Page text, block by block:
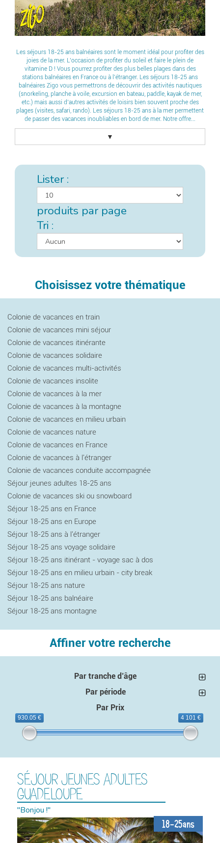
Les séjours 18-25 ans balnéaires sont le moment idéal pour profiter des
joies de la mer. L’occasion de profiter du soleil et faire le plein de
vitamine D ! Vous pourrez profiter des plus belles plages dans des
stations balnéaires en France ou à l’étranger. Les séjours 18-25 ans
balnéaires Zigo vous permettrons de découvrir des activités nautiques
(snorkeling, planche à voile, excursion en bateau, paddle, kayak de mer,
etc.) mais aussi d’autres activités de loisirs bien souvent proche des
plages (visites, safari, rando). Les séjours 18-25 ans à la mer permettent
de passer des vacances inoubliables en bord de mer. Notre offre...
▼
Lister :
produits par page
Tri :
Choisissez votre thématique
Colonie de vacances en train
Colonie de vacances mini séjour
Colonie de vacances itinérante
Colonie de vacances solidaire
Colonie de vacances multi-activités
Colonie de vacances insolite
Colonie de vacances à la mer
Colonie de vacances à la montagne
Colonie de vacances en milieu urbain
Colonie de vacances nature
Colonie de vacances en France
Colonie de vacances à l'étranger
Colonie de vacances conduite accompagnée
Séjour jeunes adultes 18-25 ans
Colonie de vacances ski ou snowboard
Séjour 18-25 ans en France
Séjour 18-25 ans en Europe
Séjour 18-25 ans à l'étranger
Séjour 18-25 ans voyage solidaire
Séjour 18-25 ans itinérant - voyage sac à dos
Séjour 18-25 ans en milieu urbain - city break
Séjour 18-25 ans nature
Séjour 18-25 ans balnéaire
Séjour 18-25 ans montagne
Affiner votre recherche
Par tranche d’âge
Par période
Par Prix
930.05 € 4 101 €
SÉJOUR JEUNES ADULTES
GUADELOUPE
"Bonjou !"
18-25ans